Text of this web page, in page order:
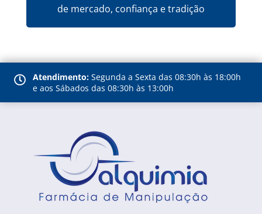
de mercado, confiança e tradição
 Atendimento: Segunda a Sexta das 08:30h às 18:00h
e aos Sábados das 08:30h às 13:00h